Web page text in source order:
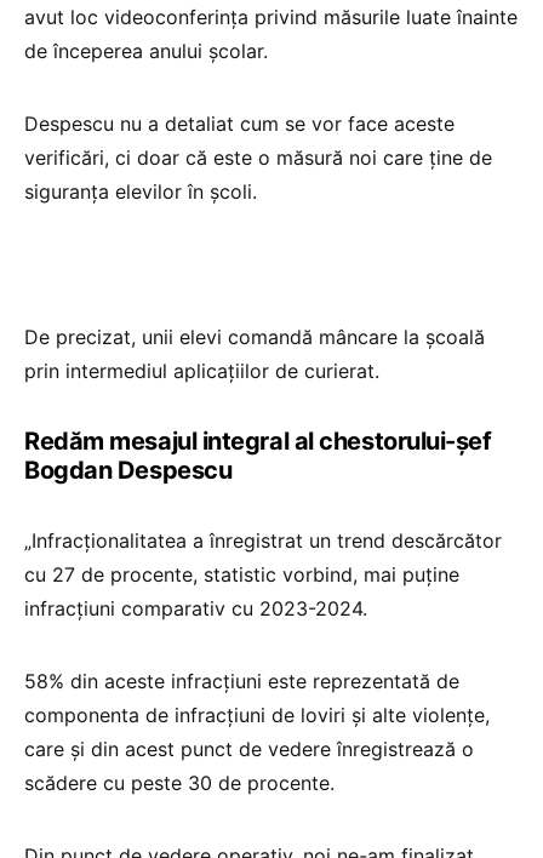
avut loc videoconferința privind măsurile luate înainte
de începerea anului școlar.
Despescu nu a detaliat cum se vor face aceste
verificări, ci doar că este o măsură noi care ține de
siguranța elevilor în școli.
De precizat, unii elevi comandă mâncare la școală
prin intermediul aplicațiilor de curierat.
Redăm mesajul integral al chestorului-șef
Bogdan Despescu
„Infracționalitatea a înregistrat un trend descărcător
cu 27 de procente, statistic vorbind, mai puține
infracțiuni comparativ cu 2023-2024.
58% din aceste infracțiuni este reprezentată de
componenta de infracțiuni de loviri și alte violențe,
care și din acest punct de vedere înregistrează o
scădere cu peste 30 de procente.